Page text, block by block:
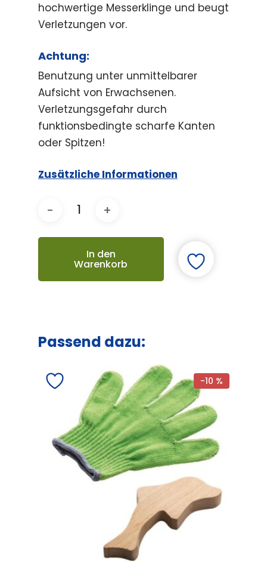
hochwertige Messerklinge und beugt
Verletzungen vor.
Achtung:
Benutzung unter unmittelbarer
Aufsicht von Erwachsenen.
Verletzungsgefahr durch
funktionsbedingte scharfe Kanten
oder Spitzen!
Zusätzliche Informationen
In den
Warenkorb
Passend dazu:
-10 %